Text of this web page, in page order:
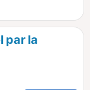
par la